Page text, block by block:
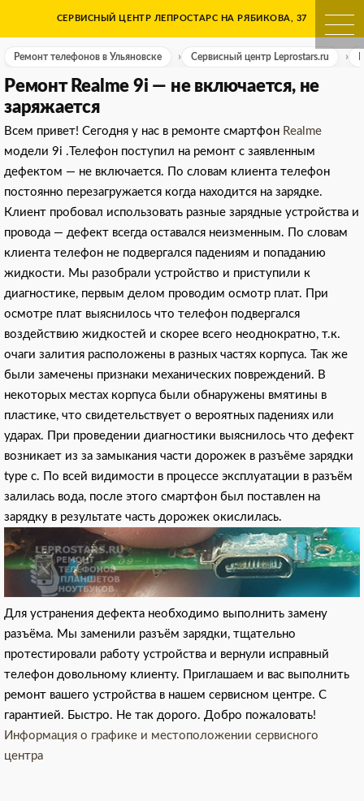
content
Ремонт телефонов в
СЕРВИСНЫЙ ЦЕНТР ЛЕПРОСТАРС НА РЯБИКОВА, 37
Ремонт телефонов в Ульяновске Сервисный центр Leprostars.ru
Ремонт Realme 9i — не включается, не
заряжается
Всем привет! Сегодня у нас в ремонте смартфон Realme
модели 9i .Телефон поступил на ремонт с заявленным
дефектом — не включается. По словам клиента телефон
постоянно перезагружается когда находится на зарядке.
Клиент пробовал использовать разные зарядные устройства и
провода — дефект всегда оставался неизменным. По словам
клиента телефон не подвергался падениям и попаданию
жидкости. Мы разобрали устройство и приступили к
диагностике, первым делом проводим осмотр плат. При
осмотре плат выяснилось что телефон подвергался
воздействию жидкостей и скорее всего неоднократно, т.к.
очаги залития расположены в разных частях корпуса. Так же
были замечены признаки механических повреждений. В
некоторых местах корпуса были обнаружены вмятины в
пластике, что свидетельствует о вероятных падениях или
ударах. При проведении диагностики выяснилось что дефект
возникает из за замыкания части дорожек в разъёме зарядки
type c. По всей видимости в процессе эксплуатации в разъём
залилась вода, после этого смартфон был поставлен на
зарядку в результате часть дорожек окислилась.
Для устранения дефекта необходимо выполнить замену
разъёма. Мы заменили разъём зарядки, тщательно
протестировали работу устройства и вернули исправный
телефон довольному клиенту. Приглашаем и вас выполнить
ремонт вашего устройства в нашем сервисном центре. С
гарантией. Быстро. Не так дорого. Добро пожаловать!
Информация о графике и местоположении сервисного
центра